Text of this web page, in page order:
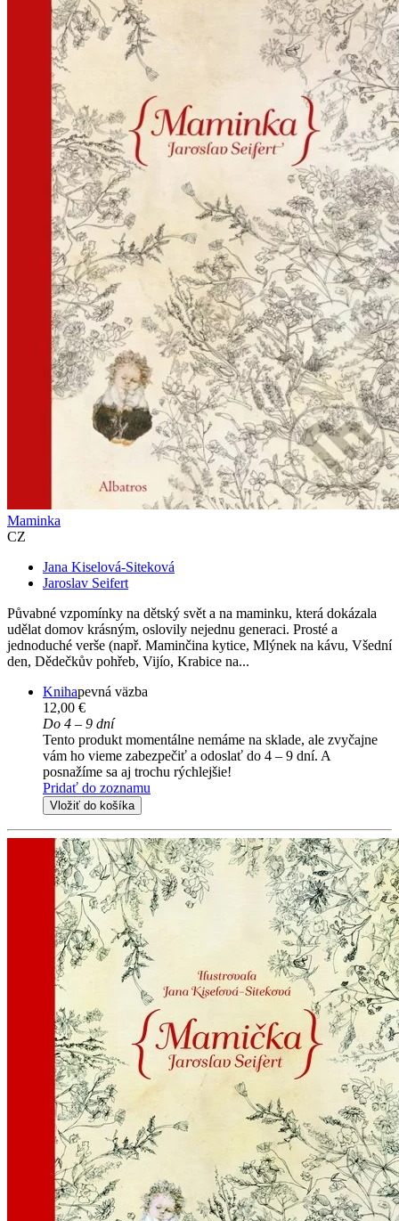
Maminka
CZ
Jana Kiselová-Siteková
Jaroslav Seifert
Půvabné vzpomínky na dětský svět a na maminku, která dokázala
udělat domov krásným, oslovily nejednu generaci. Prosté a
jednoduché verše (např. Maminčina kytice, Mlýnek na kávu, Všední
den, Dědečkův pohřeb, Vijío, Krabice na...
Knihapevná väzba
12,00 €
Do 4 – 9 dní
Tento produkt momentálne nemáme na sklade, ale zvyčajne
vám ho vieme zabezpečiť a odoslať do 4 – 9 dní. A
posnažíme sa aj trochu rýchlejšie!
Pridať do zoznamu
Vložiť do košíka